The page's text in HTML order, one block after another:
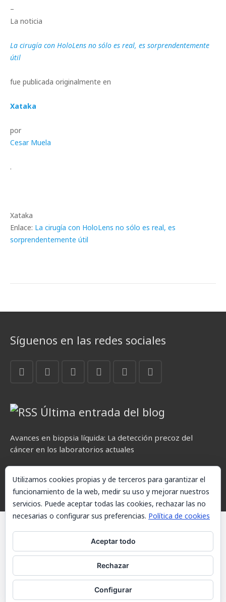
–
La noticia
La cirugía con HoloLens no sólo es real, es sorprendentemente
útil
fue publicada originalmente en
Xataka
por
Cesar Muela
.
Xataka
Enlace: La cirugía con HoloLens no sólo es real, es
sorprendentemente útil
Síguenos en las redes sociales
Última entrada del blog
Avances en biopsia líquida: La detección precoz del
cáncer en los laboratorios actuales
© AKETXE Consulting, S.L. - Este sitio web utiliza cookies, consulte
nuestra Política de cookies.
Política de cookies
Contacto
Utilizamos cookies propias y de terceros para garantizar el
funcionamiento de la web, medir su uso y mejorar nuestros
servicios. Puede aceptar todas las cookies, rechazar las no
necesarias o configurar sus preferencias. Política de cookies
Aceptar todo
Rechazar
Configurar